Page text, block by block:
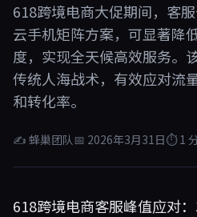
618跨境电商大促期间，客
云手机矩阵方案，可显著降
度，实现全天候高效服务。
传统人海战术，有效应对流
和转化率。
✍ 蜂巢团队📅 2026年3月31日⏱ 1
618跨境电商客服峰值应对